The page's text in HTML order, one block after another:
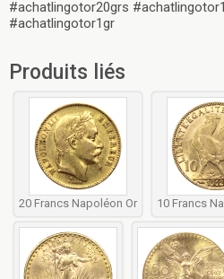
#achatlingotor20grs
#achatlingotor1gr
Produits liés
20 Francs Napoléon Or 10 Francs